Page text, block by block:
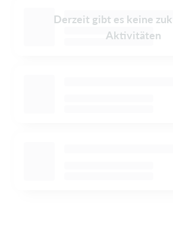
Derzeit gibt es keine
Aktivitäten